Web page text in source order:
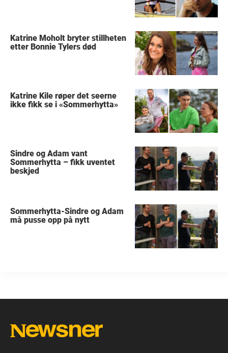
Katrine Moholt bryter stillheten
etter Bonnie Tylers død
Katrine Kile røper det seerne
ikke fikk se i «Sommerhytta»
Sindre og Adam vant
Sommerhytta – fikk uventet
beskjed
Sommerhytta-Sindre og Adam
må pusse opp på nytt